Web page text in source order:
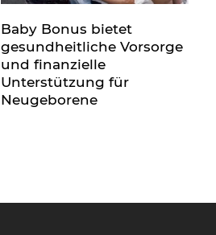
Baby Bonus bietet
gesundheitliche Vorsorge
und finanzielle
Unterstützung für
Neugeborene